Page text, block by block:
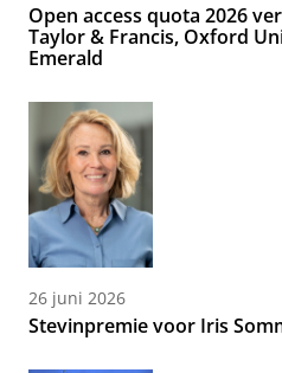
Open access quota 2026
Taylor & Francis, Oxford
Emerald
26 juni 2026
Stevinpremie voor Iris